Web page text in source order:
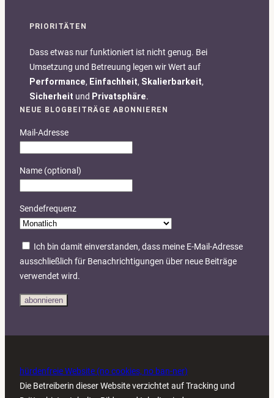
PRIORITÄTEN
Dass etwas nur funktioniert ist nicht genug. Bei
Umsetzung und Betreuung legen wir Wert auf
Performance, Einfachheit, Skalierbarkeit,
Sicherheit und Privatsphäre.
NEUE BLOGBEITRÄGE ABONNIEREN
Mail-Adresse
Name (optional)
Sendefrequenz
Ich bin damit einverstanden, dass meine E-Mail-Adresse
ausschließlich für Benachrichtigungen über neue Beiträge
verwendet wird.
abonnieren
hürdenfreie Website (no cookies, no ban-ner)
Die Betreiberin dieser Website verzichtet auf Tracking und